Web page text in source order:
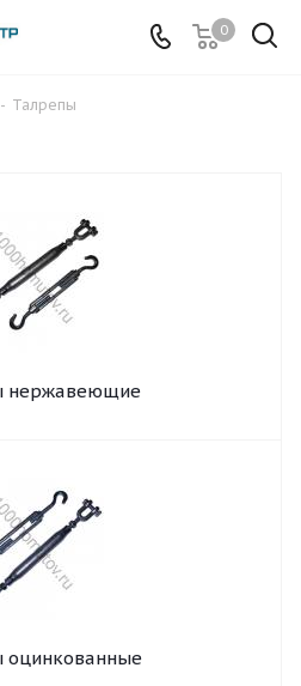
0
- Талрепы
нержавеющие
оцинкованные